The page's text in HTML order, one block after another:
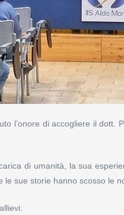
l’onore di accogliere il dott.
di umanità, la sua
sue storie hanno scosso le